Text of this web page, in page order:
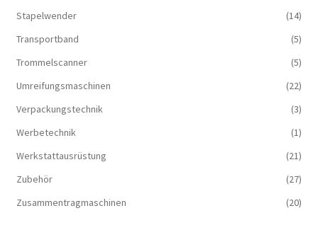
Stapelwender
(14)
Transportband
(5)
Trommelscanner
(5)
Umreifungsmaschinen
(22)
Verpackungstechnik
(3)
Werbetechnik
(1)
Werkstattausrüstung
(21)
Zubehör
(27)
Zusammentragmaschinen
(20)